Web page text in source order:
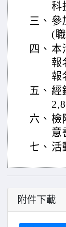
科
三、 參
(
四、 本
報
報
五、 經
六、 檢
意
七、 活
附件下載